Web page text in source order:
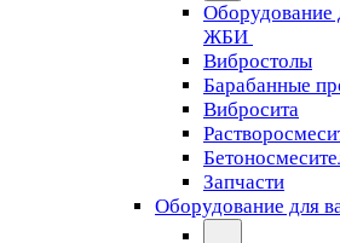
Оборудование
ЖБИ
Вибростолы
Барабанные
Вибросита
Запчасти
Оборудование для